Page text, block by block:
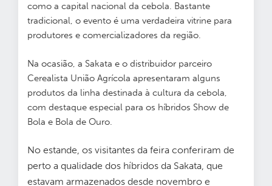
como a capital nacional da cebola. Bastante
tradicional, o evento é uma verdadeira vitrine para
produtores e comercializadores da região.
Na ocasião, a Sakata e o distribuidor parceiro
Cerealista União Agrícola apresentaram alguns
produtos da linha destinada à cultura da cebola,
com destaque especial para os híbridos Show de
Bola e Bola de Ouro.
No estande, os visitantes da feira conferiram de
perto a qualidade dos híbridos da Sakata, que
estavam armazenados desde novembro e